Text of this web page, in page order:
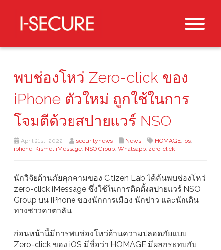
พบช่องโหว่ Zero-click ของ
iPhone ตัวใหม่ ถูกใช้ในการ
โจมตีด้วยสปายแวร์ NSO
April 21st, 2022 securitynews News HOMAGE, ios,
iphone, Kismet iMessage, NSO Group, Whatsapp, zero-click
นักวิจัยด้านภัยคุกคามของ Citizen Lab ได้ค้นพบช่องโหว่
zero-click iMessage ซึ่งใช้ในการติดตั้งสปายแวร์ NSO
Group บน iPhone ของนักการเมือง นักข่าว และนักเดิน
ทางชาวคาตาลัน
ก่อนหน้านี้มีการพบช่องโหว่ด้านความปลอดภัยแบบ
Zero-click ของ iOS มีชื่อว่า HOMAGE มีผลกระทบกับ